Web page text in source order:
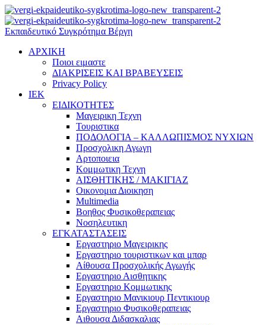
Εκπαιδευτικό Συγκρότημα Βέργη
ΑΡΧΙΚΗ
Ποιοι ειμαστε
ΔΙΑΚΡΙΣΕΙΣ ΚΑΙ ΒΡΑΒΕΥΣΕΙΣ
Privacy Policy
ΙΕΚ
ΕΙΔΙΚΟΤΗΤΕΣ
Μαγειρικη Τεχνη
Τουριστικα
ΠΟΔΟΛΟΓΙΑ – ΚΑΛΛΩΠΙΣΜΟΣ ΝΥΧΙΩΝ
Προσχολικη Αγωγη
Αρτοποιεια
Κομμωτικη Τεχνη
ΑΙΣΘΗΤΙΚΗΣ / ΜΑΚΙΓΙΑΖ
Οικονομια Διοικηση
Multimedia
Βοηθος Φυσικοθεραπειας
Νοσηλευτικη
ΕΓΚΑΤΑΣΤΑΣΕΙΣ
Εργαστηριο Μαγειρικης
Εργαστηριο τουριστικων και μπαρ
Αίθουσα Προσχολικής Αγωγής
Εργαστηριο Αισθητικης
Εργαστηριο Κομμωτικης
Εργαστηριο Μανικιουρ Πεντικιουρ
Εργαστηριο Φυσικοθεραπειας
Αιθουσα Διδασκαλιας